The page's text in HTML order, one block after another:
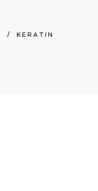
/ KERATIN